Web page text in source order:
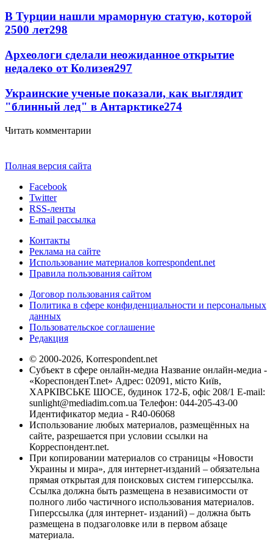
В Турции нашли мраморную статую, которой
2500 лет298
Археологи сделали неожиданное открытие
недалеко от Колизея297
Украинские ученые показали, как выглядит
"блинный лед" в Антарктике274
Читать комментарии
Полная версия сайта
Facebook
Twitter
RSS-ленты
E-mail рассылка
Контакты
Реклама на сайте
Использование материалов korrespondent.net
Правила пользования сайтом
Договор пользования сайтом
Политика в сфере конфиденциальности и персональных
данных
Пользовательское соглашение
Редакция
© 2000-2026, Korrespondent.net
Субъект в сфере онлайн-медиа Название онлайн-медиа -
«КореспонденТ.net» Адрес: 02091, місто Київ,
ХАРКІВСЬКЕ ШОСЕ, будинок 172-Б, офіс 208/1 E-mail:
sunlight@mediadim.com.ua Телефон: 044-205-43-00
Идентификатор медиа - R40-06068
Использование любых материалов, размещённых на
сайте, разрешается при условии ссылки на
Корреспондент.net.
При копировании материалов со страницы «Новости
Украины и мира», для интернет-изданий – обязательна
прямая открытая для поисковых систем гиперссылка.
Ссылка должна быть размещена в независимости от
полного либо частичного использования материалов.
Гиперссылка (для интернет- изданий) – должна быть
размещена в подзаголовке или в первом абзаце
материала.